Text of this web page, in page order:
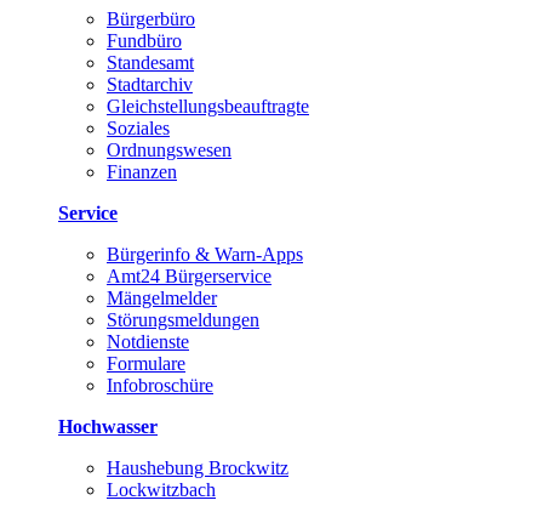
Bürgerbüro
Fundbüro
Standesamt
Stadtarchiv
Gleichstellungsbeauftragte
Soziales
Ordnungswesen
Finanzen
Service
Bürgerinfo & Warn-Apps
Amt24 Bürgerservice
Mängelmelder
Störungsmeldungen
Notdienste
Formulare
Infobroschüre
Hochwasser
Haushebung Brockwitz
Lockwitzbach